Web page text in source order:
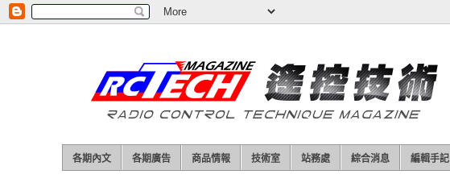
各期內文 各期廣告 商品情報 技術室 站務處 綜合消息 編輯手記